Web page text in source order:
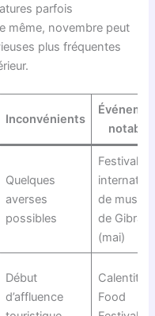
parfois
même, novembre peut
plus fréquentes
Inconvénients
Quelques
averses
possibles
Festival
de
de
(mai)
Début
d’affluence
Calentita
Food